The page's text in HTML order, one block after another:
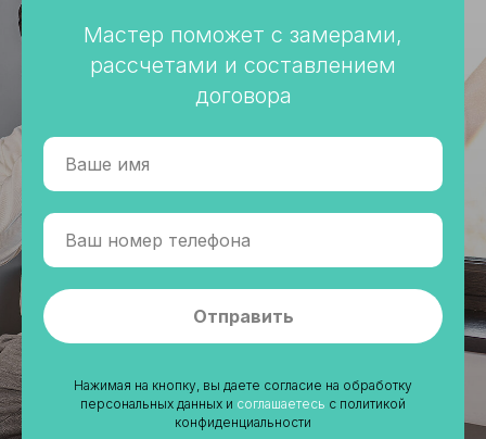
Мастер поможет с замерами,
рассчетами и составлением
договора
Отправить
Нажимая на кнопку, вы даете согласие на обработку
персональных данных и соглашаетесь c политикой
конфиденциальности